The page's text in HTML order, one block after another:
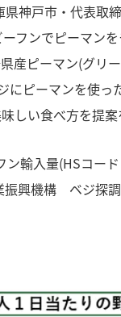
県神戸市・代表
フンでピーマン
産ピーマン(グリ
にピーマンを使
しい食べ方を提
ン輸入量(HSコ
振興機構 ベジ探調